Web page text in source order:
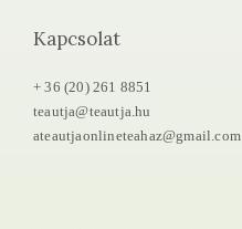
Kapcsolat
+ 36 (20) 261 8851
teautja@teautja.hu
ateautjaonlineteahaz@gmail.com